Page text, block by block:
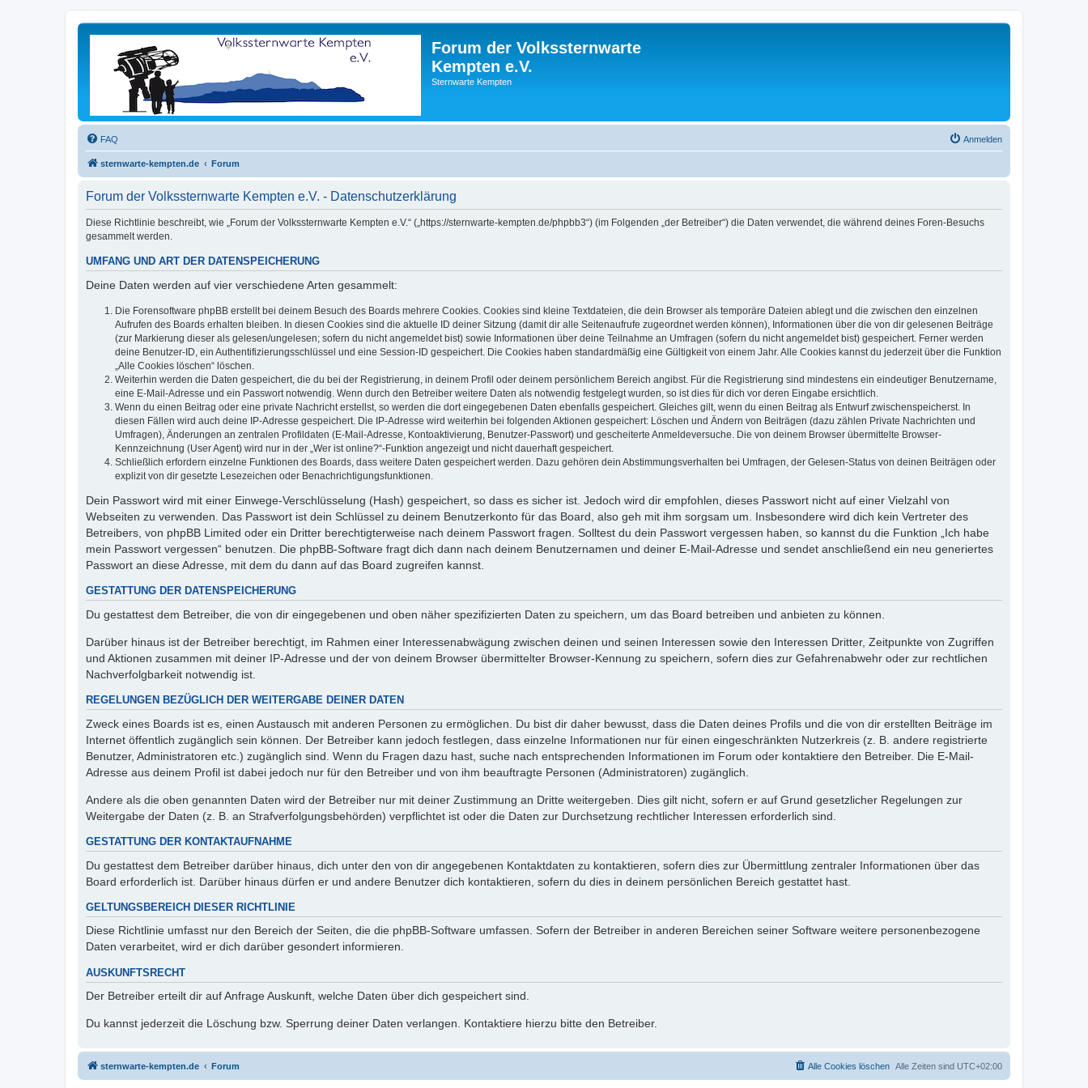
Forum der Volkssternwarte
Kempten e.V.
Sternwarte Kempten
FAQ Anmelden
sternwarte-kempten.de Forum
Forum der Volkssternwarte Kempten e.V. - Datenschutzerklärung
Diese Richtlinie beschreibt, wie „Forum der Volkssternwarte Kempten e.V.“ („https://sternwarte-kempten.de/phpbb3“) (im Folgenden „der Betreiber“) die Daten verwendet, die während deines Foren-Besuchs
gesammelt werden.
UMFANG UND ART DER DATENSPEICHERUNG
Deine Daten werden auf vier verschiedene Arten gesammelt:
Die Forensoftware phpBB erstellt bei deinem Besuch des Boards mehrere Cookies. Cookies sind kleine Textdateien, die dein Browser als temporäre Dateien ablegt und die zwischen den einzelnen
Aufrufen des Boards erhalten bleiben. In diesen Cookies sind die aktuelle ID deiner Sitzung (damit dir alle Seitenaufrufe zugeordnet werden können), Informationen über die von dir gelesenen Beiträge
(zur Markierung dieser als gelesen/ungelesen; sofern du nicht angemeldet bist) sowie Informationen über deine Teilnahme an Umfragen (sofern du nicht angemeldet bist) gespeichert. Ferner werden
deine Benutzer-ID, ein Authentifizierungsschlüssel und eine Session-ID gespeichert. Die Cookies haben standardmäßig eine Gültigkeit von einem Jahr. Alle Cookies kannst du jederzeit über die Funktion
„Alle Cookies löschen“ löschen.
Weiterhin werden die Daten gespeichert, die du bei der Registrierung, in deinem Profil oder deinem persönlichem Bereich angibst. Für die Registrierung sind mindestens ein eindeutiger Benutzername,
eine E-Mail-Adresse und ein Passwort notwendig. Wenn durch den Betreiber weitere Daten als notwendig festgelegt wurden, so ist dies für dich vor deren Eingabe ersichtlich.
Wenn du einen Beitrag oder eine private Nachricht erstellst, so werden die dort eingegebenen Daten ebenfalls gespeichert. Gleiches gilt, wenn du einen Beitrag als Entwurf zwischenspeicherst. In
diesen Fällen wird auch deine IP-Adresse gespeichert. Die IP-Adresse wird weiterhin bei folgenden Aktionen gespeichert: Löschen und Ändern von Beiträgen (dazu zählen Private Nachrichten und
Umfragen), Änderungen an zentralen Profildaten (E-Mail-Adresse, Kontoaktivierung, Benutzer-Passwort) und gescheiterte Anmeldeversuche. Die von deinem Browser übermittelte Browser-
Kennzeichnung (User Agent) wird nur in der „Wer ist online?“-Funktion angezeigt und nicht dauerhaft gespeichert.
Schließlich erfordern einzelne Funktionen des Boards, dass weitere Daten gespeichert werden. Dazu gehören dein Abstimmungsverhalten bei Umfragen, der Gelesen-Status von deinen Beiträgen oder
explizit von dir gesetzte Lesezeichen oder Benachrichtigungsfunktionen.
Dein Passwort wird mit einer Einwege-Verschlüsselung (Hash) gespeichert, so dass es sicher ist. Jedoch wird dir empfohlen, dieses Passwort nicht auf einer Vielzahl von
Webseiten zu verwenden. Das Passwort ist dein Schlüssel zu deinem Benutzerkonto für das Board, also geh mit ihm sorgsam um. Insbesondere wird dich kein Vertreter des
Betreibers, von phpBB Limited oder ein Dritter berechtigterweise nach deinem Passwort fragen. Solltest du dein Passwort vergessen haben, so kannst du die Funktion „Ich habe
mein Passwort vergessen“ benutzen. Die phpBB-Software fragt dich dann nach deinem Benutzernamen und deiner E-Mail-Adresse und sendet anschließend ein neu generiertes
Passwort an diese Adresse, mit dem du dann auf das Board zugreifen kannst.
GESTATTUNG DER DATENSPEICHERUNG
Du gestattest dem Betreiber, die von dir eingegebenen und oben näher spezifizierten Daten zu speichern, um das Board betreiben und anbieten zu können.
Darüber hinaus ist der Betreiber berechtigt, im Rahmen einer Interessenabwägung zwischen deinen und seinen Interessen sowie den Interessen Dritter, Zeitpunkte von Zugriffen
und Aktionen zusammen mit deiner IP-Adresse und der von deinem Browser übermittelter Browser-Kennung zu speichern, sofern dies zur Gefahrenabwehr oder zur rechtlichen
Nachverfolgbarkeit notwendig ist.
REGELUNGEN BEZÜGLICH DER WEITERGABE DEINER DATEN
Zweck eines Boards ist es, einen Austausch mit anderen Personen zu ermöglichen. Du bist dir daher bewusst, dass die Daten deines Profils und die von dir erstellten Beiträge im
Internet öffentlich zugänglich sein können. Der Betreiber kann jedoch festlegen, dass einzelne Informationen nur für einen eingeschränkten Nutzerkreis (z. B. andere registrierte
Benutzer, Administratoren etc.) zugänglich sind. Wenn du Fragen dazu hast, suche nach entsprechenden Informationen im Forum oder kontaktiere den Betreiber. Die E-Mail-
Adresse aus deinem Profil ist dabei jedoch nur für den Betreiber und von ihm beauftragte Personen (Administratoren) zugänglich.
Andere als die oben genannten Daten wird der Betreiber nur mit deiner Zustimmung an Dritte weitergeben. Dies gilt nicht, sofern er auf Grund gesetzlicher Regelungen zur
Weitergabe der Daten (z. B. an Strafverfolgungsbehörden) verpflichtet ist oder die Daten zur Durchsetzung rechtlicher Interessen erforderlich sind.
GESTATTUNG DER KONTAKTAUFNAHME
Du gestattest dem Betreiber darüber hinaus, dich unter den von dir angegebenen Kontaktdaten zu kontaktieren, sofern dies zur Übermittlung zentraler Informationen über das
Board erforderlich ist. Darüber hinaus dürfen er und andere Benutzer dich kontaktieren, sofern du dies in deinem persönlichen Bereich gestattet hast.
GELTUNGSBEREICH DIESER RICHTLINIE
Diese Richtlinie umfasst nur den Bereich der Seiten, die die phpBB-Software umfassen. Sofern der Betreiber in anderen Bereichen seiner Software weitere personenbezogene
Daten verarbeitet, wird er dich darüber gesondert informieren.
AUSKUNFTSRECHT
Der Betreiber erteilt dir auf Anfrage Auskunft, welche Daten über dich gespeichert sind.
Du kannst jederzeit die Löschung bzw. Sperrung deiner Daten verlangen. Kontaktiere hierzu bitte den Betreiber.
sternwarte-kempten.de Forum Alle Zeiten sind UTC+02:00
Alle Cookies löschen